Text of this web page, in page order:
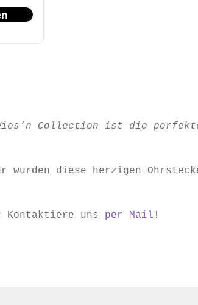
Collection ist die
diese herzigen
Kontaktiere uns per Mail !